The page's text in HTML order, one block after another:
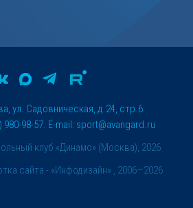
клуб «Динамо» (Москва), 2026
ул. Садовническая, д.24, стр.6.
98-57. E-mail: sport@avangard.ru
сайта - «Инфодизайн» , 2006—2026